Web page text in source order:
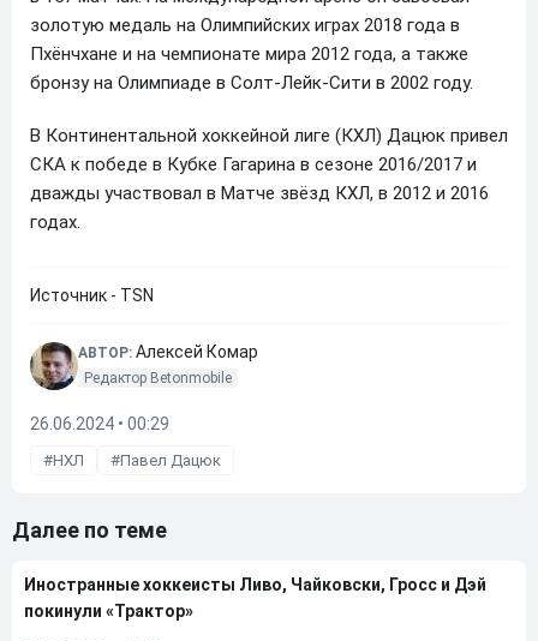
золотую медаль на Олимпийских играх 2018 года в
Пхёнчхане и на чемпионате мира 2012 года, а также
бронзу на Олимпиаде в Солт-Лейк-Сити в 2002 году.
В Континентальной хоккейной лиге (КХЛ) Дацюк привел
СКА к победе в Кубке Гагарина в сезоне 2016/2017 и
дважды участвовал в Матче звёзд КХЛ, в 2012 и 2016
годах.
Источник - TSN
АВТОР: Алексей Комар
Редактор Betonmobile
26.06.2024 • 00:29
НХЛ Павел Дацюк
Далее по теме
Иностранные хоккеисты Ливо, Чайковски, Гросс и Дэй
покинули «Трактор»